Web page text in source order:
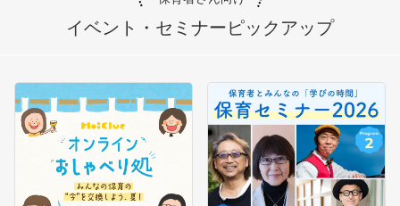
イベント・セミナーピックアップ